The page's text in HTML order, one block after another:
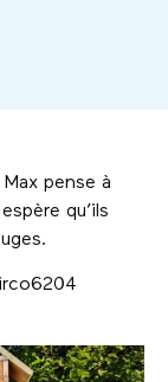
pense à
qu’ils